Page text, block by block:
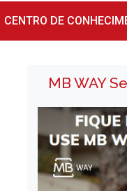
CENTRO DE
MB WAY